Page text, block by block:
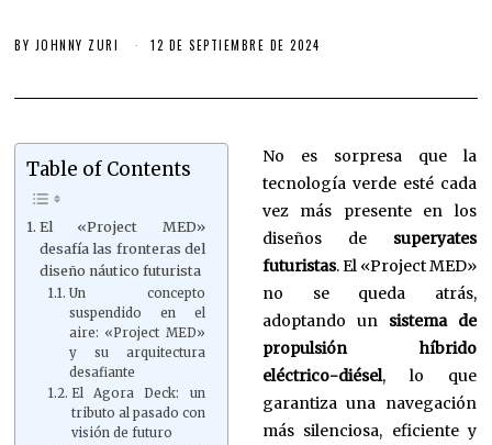
BY JOHNNY ZURI 12 DE SEPTIEMBRE DE 2024
Table of Contents
El «Project MED»
desafía las fronteras del
diseño náutico futurista
Un concepto
suspendido en el
aire: «Project MED»
y su arquitectura
desafiante
El Agora Deck: un
tributo al pasado con
visión de futuro
No es sorpresa que la
tecnología verde esté cada
vez más presente en los
diseños de superyates
futuristas. El «Project MED»
no se queda atrás,
adoptando un sistema de
propulsión híbrido
eléctrico-diésel, lo que
garantiza una navegación
más silenciosa, eficiente y